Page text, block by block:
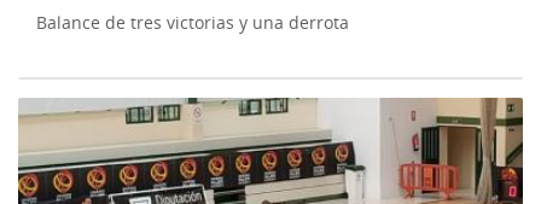
Balance de tres victorias y una derrota